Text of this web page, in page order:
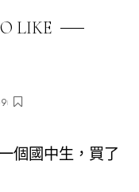
LIKE
個國中生，買了